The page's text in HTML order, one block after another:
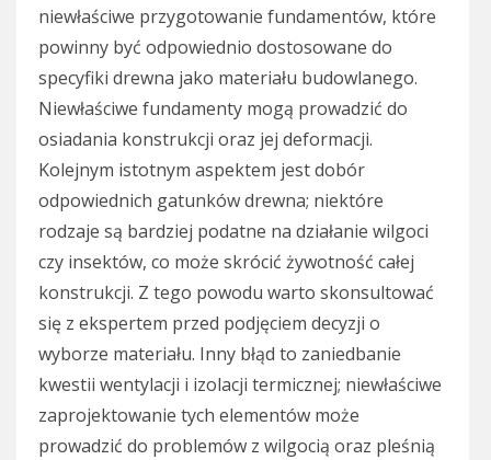
niewłaściwe przygotowanie fundamentów, które
powinny być odpowiednio dostosowane do
specyfiki drewna jako materiału budowlanego.
Niewłaściwe fundamenty mogą prowadzić do
osiadania konstrukcji oraz jej deformacji.
Kolejnym istotnym aspektem jest dobór
odpowiednich gatunków drewna; niektóre
rodzaje są bardziej podatne na działanie wilgoci
czy insektów, co może skrócić żywotność całej
konstrukcji. Z tego powodu warto skonsultować
się z ekspertem przed podjęciem decyzji o
wyborze materiału. Inny błąd to zaniedbanie
kwestii wentylacji i izolacji termicznej; niewłaściwe
zaprojektowanie tych elementów może
prowadzić do problemów z wilgocią oraz pleśnią